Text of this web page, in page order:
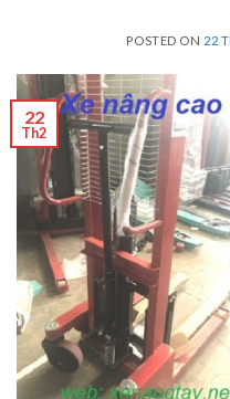
POSTED ON 22
22
Th2